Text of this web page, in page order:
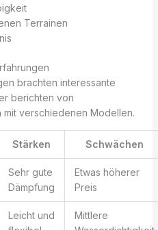
Terrainen
brachten interessante
berichten von
verschiedenen Modellen.
Stärken Schwächen
Sehr gute
Dämpfung
Etwas höherer
Preis
Leicht und
Mittlere